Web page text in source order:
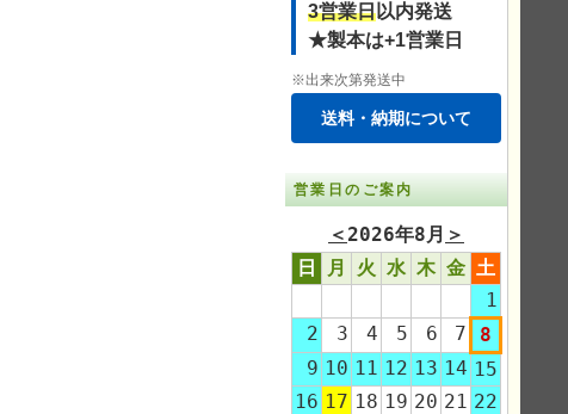
3営業日以内発送
★製本は+1営業日
※出来次第発送中
送料・納期について
営業日のご案内
＜ 2026年8月 ＞
日
月 火 水 木 金 土
1
2
3 4 5 6 7
8
9 10 11 12 13 14 15
16 17 18 19 20 21 22